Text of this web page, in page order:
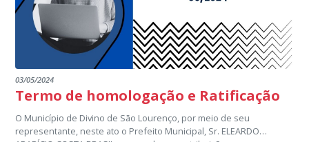
03/05/2024
Termo de homologação e Ratificação
O Município de Divino de São Lourenço, por meio de seu
representante, neste ato o Prefeito Municipal, Sr. ELEARDO